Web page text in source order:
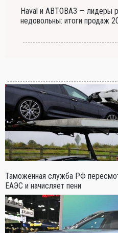
Haval и АВТОВАЗ — лидеры
недовольны: итоги продаж
Таможенная служба РФ
ЕАЭС и начисляет пени